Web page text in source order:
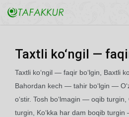
Taxtli ko‘ngil —
Taxtli ko‘ngil — faqir bo‘lgin, Baxtli
Bahordan kech — tahir bo‘lgin —
o‘stir. Tosh bo‘lmagin — oqib turgin,
turgin, Ko‘kka har dam boqib